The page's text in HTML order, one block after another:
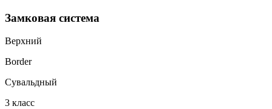
Замковая система
Верхний
Border
Сувальдный
3 класс